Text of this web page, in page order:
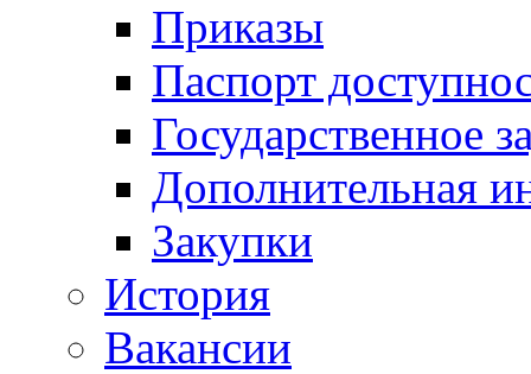
Приказы
Паспорт
Государственное
Дополнительная
Закупки
История
Вакансии